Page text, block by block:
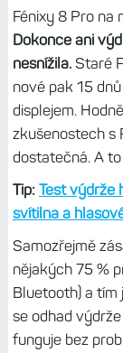
Fénixy 8 Pro na
Dokonce ani
nesnížila.Staré
nové pak 15
displejem.
zkušenostech s
dostatečná. A
Tip: Test výdrže
svítilna a
Samozřejmě
nějakých 75 %
Bluetooth) a tím
se odhad
funguje bez